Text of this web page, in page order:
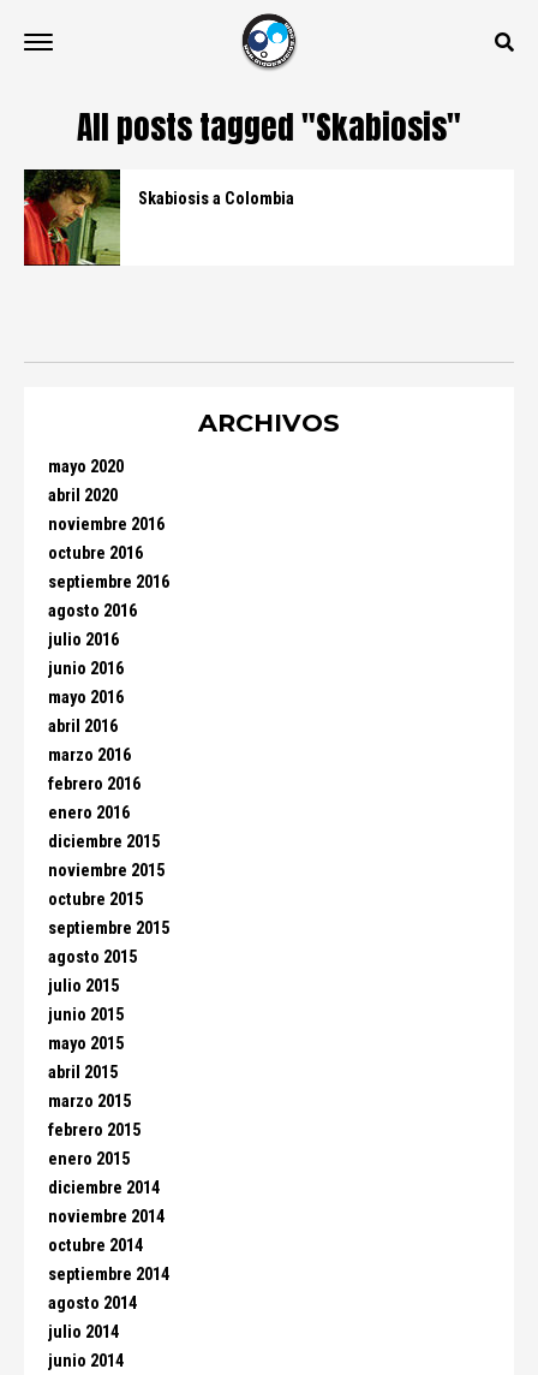
All posts tagged "Skabiosis"
Skabiosis a Colombia
ARCHIVOS
mayo 2020
abril 2020
noviembre 2016
octubre 2016
septiembre 2016
agosto 2016
julio 2016
junio 2016
mayo 2016
abril 2016
marzo 2016
febrero 2016
enero 2016
diciembre 2015
noviembre 2015
octubre 2015
septiembre 2015
agosto 2015
julio 2015
junio 2015
mayo 2015
abril 2015
marzo 2015
febrero 2015
enero 2015
diciembre 2014
noviembre 2014
octubre 2014
septiembre 2014
agosto 2014
julio 2014
junio 2014